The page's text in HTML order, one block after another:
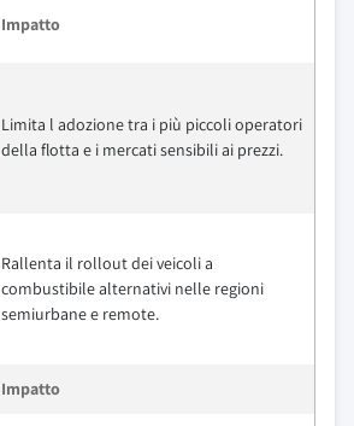
Impatto
Limita l adozione tra i più piccoli operatori
della flotta e i mercati sensibili ai prezzi.
Rallenta il rollout dei veicoli a
combustibile alternativi nelle regioni
semiurbane e remote.
Impatto